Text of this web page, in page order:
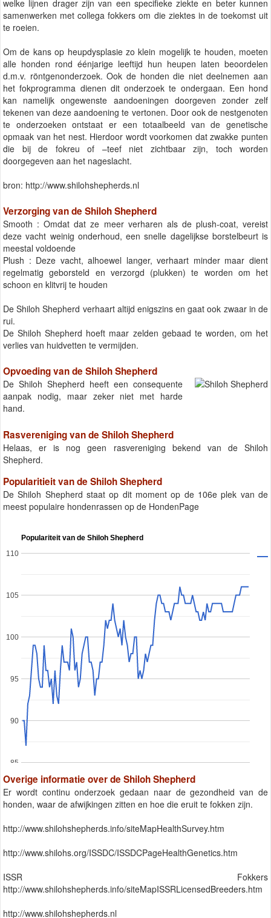
welke lijnen drager zijn van een specifieke ziekte en beter kunnen
samenwerken met collega fokkers om die ziektes in de toekomst uit
te roeien.
Om de kans op heupdysplasie zo klein mogelijk te houden, moeten
alle honden rond éénjarige leeftijd hun heupen laten beoordelen
d.m.v. röntgenonderzoek. Ook de honden die niet deelnemen aan
het fokprogramma dienen dit onderzoek te ondergaan. Een hond
kan namelijk ongewenste aandoeningen doorgeven zonder zelf
tekenen van deze aandoening te vertonen. Door ook de nestgenoten
te onderzoeken ontstaat er een totaalbeeld van de genetische
opmaak van het nest. Hierdoor wordt voorkomen dat zwakke punten
die bij de fokreu of –teef niet zichtbaar zijn, toch worden
doorgegeven aan het nageslacht.
bron: http://www.shilohshepherds.nl
Verzorging van de Shiloh Shepherd
Smooth : Omdat dat ze meer verharen als de plush-coat, vereist
deze vacht weinig onderhoud, een snelle dagelijkse borstelbeurt is
meestal voldoende
Plush : Deze vacht, alhoewel langer, verhaart minder maar dient
regelmatig geborsteld en verzorgd (plukken) te worden om het
schoon en klitvrij te houden
De Shiloh Shepherd verhaart altijd enigszins en gaat ook zwaar in de
rui.
De Shiloh Shepherd hoeft maar zelden gebaad te worden, om het
verlies van huidvetten te vermijden.
Opvoeding van de Shiloh Shepherd
De Shiloh Shepherd heeft een consequente
aanpak nodig, maar zeker niet met harde
hand.
Rasvereniging van de Shiloh Shepherd
Helaas, er is nog geen rasvereniging bekend van de Shiloh
Shepherd.
Popularitieit van de Shiloh Shepherd
De Shiloh Shepherd staat op dit moment op de 106e plek van de
meest populaire hondenrassen op de HondenPage
Populariteit van de Shiloh Shepherd
85
90
95
100
105
110
Overige informatie over de Shiloh Shepherd
Er wordt continu onderzoek gedaan naar de gezondheid van de
honden, waar de afwijkingen zitten en hoe die eruit te fokken zijn.
http://www.shilohshepherds.info/siteMapHealthSurvey.htm
http://www.shilohs.org/ISSDC/ISSDCPageHealthGenetics.htm
ISSR Fokkers
http://www.shilohshepherds.info/siteMapISSRLicensedBreeders.htm
http://www.shilohshepherds.nl